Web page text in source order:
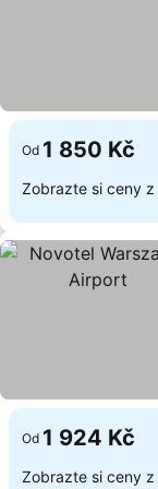
Od 1 850 Kč
Zobrazte si ceny z
Od 1 924 Kč
Zobrazte si ceny z